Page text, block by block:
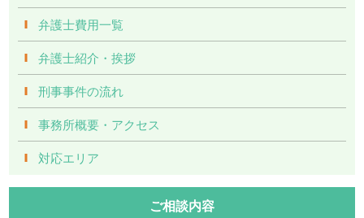
弁護士費用一覧
弁護士紹介・挨拶
刑事事件の流れ
事務所概要・アクセス
対応エリア
ご相談内容